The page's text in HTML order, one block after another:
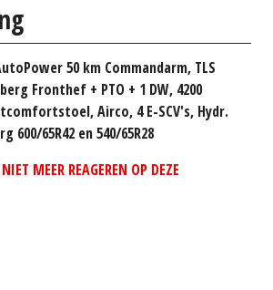
50 km Commandarm, TLS
Fronthef + PTO + 1 DW, 4200
Airco, 4 E-SCV's, Hydr.
600/65R42 en 540/65R28
MEER REAGEREN OP DEZE